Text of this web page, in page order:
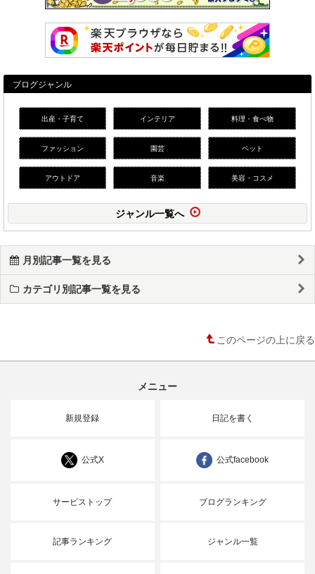
ブログジャンル
出産・子育て インテリア 料理・食べ物
ファッション 園芸 ペット
アウトドア 音楽 美容・コスメ
ジャンル一覧へ
月別記事一覧を見る
カテゴリ別記事一覧を見る
このページの上に戻る
メニュー
新規登録 日記を書く
公式X 公式facebook
サービストップ ブログランキング
記事ランキング ジャンル一覧